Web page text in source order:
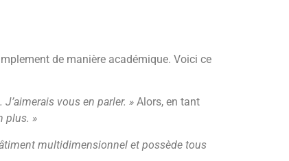
de manière académique. Voici ce
vous en parler. » Alors, en tant
plus. »
multidimensionnel et possède tous